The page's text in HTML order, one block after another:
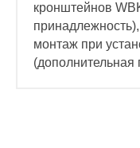
кронштейнов
монтаж при
(дополнительная